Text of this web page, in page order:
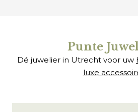
Punte
Dé juwelier in Utrecht voor uw
luxe